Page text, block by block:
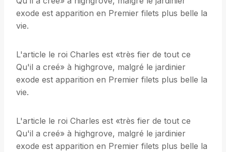
exode est apparition en Premier filets plus belle la
vie.
L'article le roi Charles est «très fier de tout ce
Qu'il a creé» à highgrove, malgré le jardinier
exode est apparition en Premier filets plus belle la
vie.
L'article le roi Charles est «très fier de tout ce
Qu'il a creé» à highgrove, malgré le jardinier
exode est apparition en Premier filets plus belle la